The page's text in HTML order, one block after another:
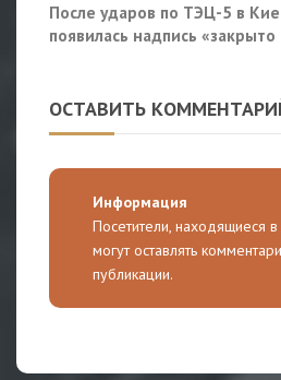
После ударов по ТЭЦ-5 в
появилась надпись «закрыто
ОСТАВИТЬ
Информация
Посетители, находящиеся в
могут оставлять
публикации.